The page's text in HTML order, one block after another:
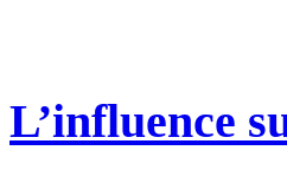
L’influence